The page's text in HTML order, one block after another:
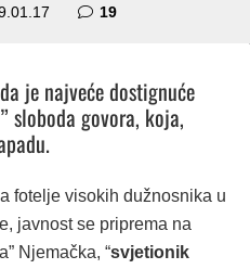
19komentara
je najveće dostignuće
sloboda govora, koja,
fotelje visokih dužnosnika u
javnost se priprema na
Njemačka, “svjetionik